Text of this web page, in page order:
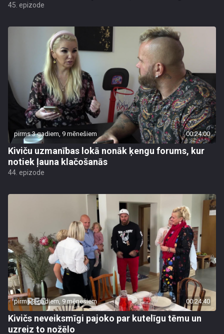
45. epizode
pirms 3 gadiem, 9 mēnešiem 00:24:00
Kiviču uzmanības lokā nonāk ķengu forums, kur
notiek ļauna klačošanās
44. epizode
pirms 3 gadiem, 9 mēnešiem 00:24:40
Kivičs neveiksmīgi pajoko par kutelīgu tēmu un
uzreiz to nožēlo